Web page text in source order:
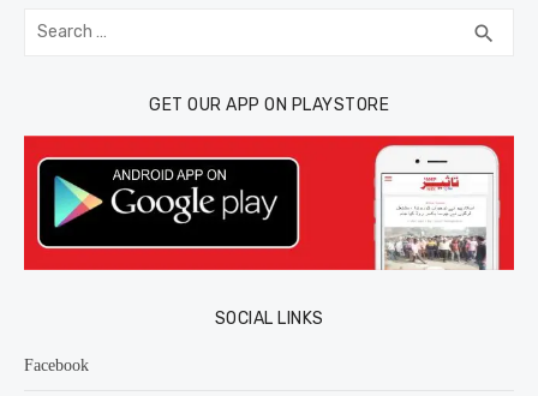
Search
for: search
GET OUR APP ON PLAYSTORE
SOCIAL LINKS
Facebook